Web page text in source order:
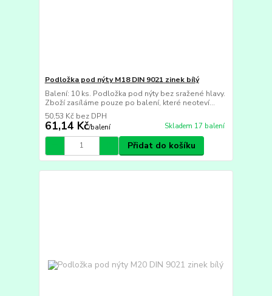
Podložka pod nýty M18 DIN 9021 zinek bílý
Balení: 10 ks. Podložka pod nýty bez sražené hlavy.
Zboží zasíláme pouze po balení, které neoteví...
61,14 Kč/balení
50,53 Kč bez DPH
Skladem 17 balení
Přidat do košíku